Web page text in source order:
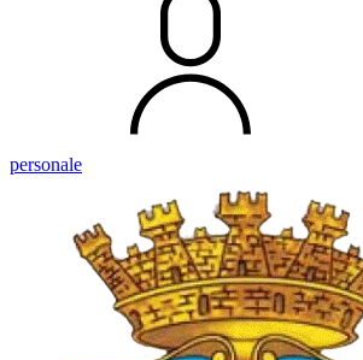
personale